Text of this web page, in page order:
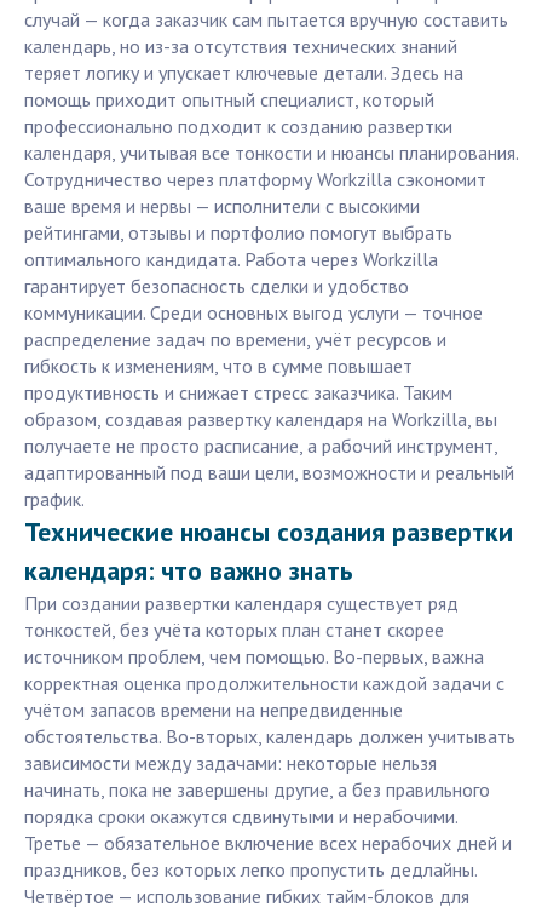
случай — когда заказчик сам пытается вручную составить
календарь, но из-за отсутствия технических знаний
теряет логику и упускает ключевые детали. Здесь на
помощь приходит опытный специалист, который
профессионально подходит к созданию развертки
календаря, учитывая все тонкости и нюансы планирования.
Сотрудничество через платформу Workzilla сэкономит
ваше время и нервы — исполнители с высокими
рейтингами, отзывы и портфолио помогут выбрать
оптимального кандидата. Работа через Workzilla
гарантирует безопасность сделки и удобство
коммуникации. Среди основных выгод услуги — точное
распределение задач по времени, учёт ресурсов и
гибкость к изменениям, что в сумме повышает
продуктивность и снижает стресс заказчика. Таким
образом, создавая развертку календаря на Workzilla, вы
получаете не просто расписание, а рабочий инструмент,
адаптированный под ваши цели, возможности и реальный
график.
Технические нюансы создания развертки
календаря: что важно знать
При создании развертки календаря существует ряд
тонкостей, без учёта которых план станет скорее
источником проблем, чем помощью. Во-первых, важна
корректная оценка продолжительности каждой задачи с
учётом запасов времени на непредвиденные
обстоятельства. Во-вторых, календарь должен учитывать
зависимости между задачами: некоторые нельзя
начинать, пока не завершены другие, а без правильного
порядка сроки окажутся сдвинутыми и нерабочими.
Третье — обязательное включение всех нерабочих дней и
праздников, без которых легко пропустить дедлайны.
Четвёртое — использование гибких тайм-блоков для